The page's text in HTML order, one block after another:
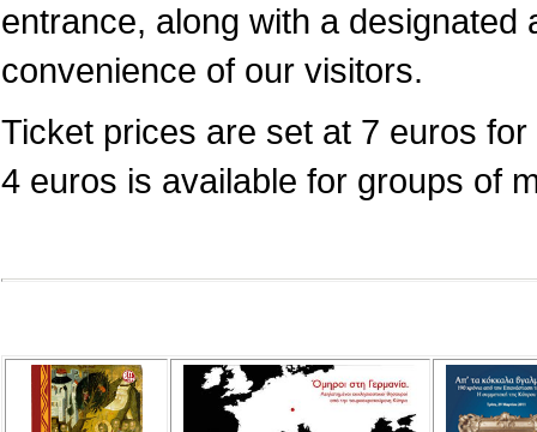
entrance, along with a
convenience of our visitors.
Ticket prices are set at 7 euros
4 euros is available for groups of